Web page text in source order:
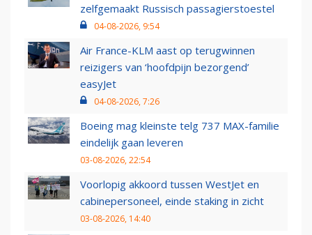
zelfgemaakt Russisch passagierstoestel
04-08-2026, 9:54
Air France-KLM aast op terugwinnen
reizigers van ‘hoofdpijn bezorgend’
easyJet
04-08-2026, 7:26
Boeing mag kleinste telg 737 MAX-familie
eindelijk gaan leveren
03-08-2026, 22:54
Voorlopig akkoord tussen WestJet en
cabinepersoneel, einde staking in zicht
03-08-2026, 14:40